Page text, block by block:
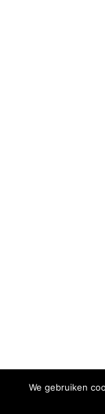
We gebruiken